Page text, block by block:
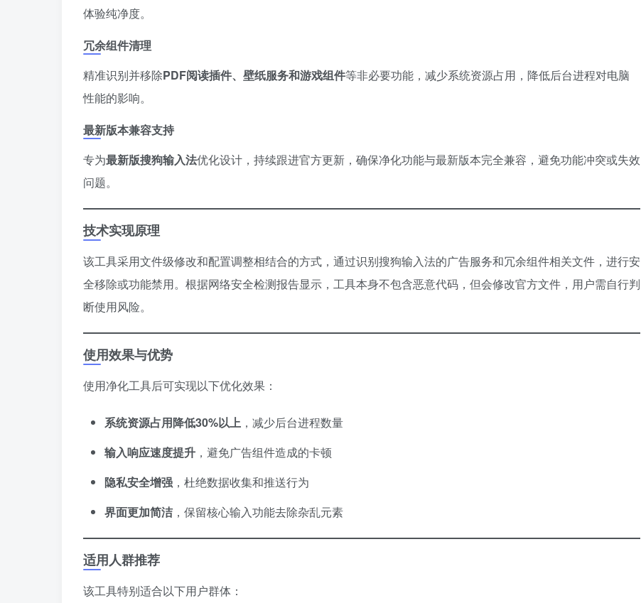
体验纯净度。
冗余组件清理
精准识别并移除​​PDF阅读插件、壁纸服务和游戏组件​​等非必要功能，减少系统资源占用，降低后台进程对电脑
性能的影响。
最新版本兼容支持
专为​​最新版搜狗输入法​​优化设计，持续跟进官方更新，确保净化功能与最新版本完全兼容，避免功能冲突或失效
问题。
技术实现原理
该工具采用文件级修改和配置调整相结合的方式，通过识别搜狗输入法的广告服务和冗余组件相关文件，进行安
全移除或功能禁用。根据网络安全检测报告显示，工具本身不包含恶意代码，但会修改官方文件，用户需自行判
断使用风险。
使用效果与优势
使用净化工具后可实现以下优化效果：
​系统资源占用降低30%以上​ ​，减少后台进程数量
​输入响应速度提升​ ​，避免广告组件造成的卡顿
​隐私安全增强​ ​，杜绝数据收集和推送行为
​界面更加简洁​​，保留核心输入功能去除杂乱元素
适用人群推荐
该工具特别适合以下用户群体：